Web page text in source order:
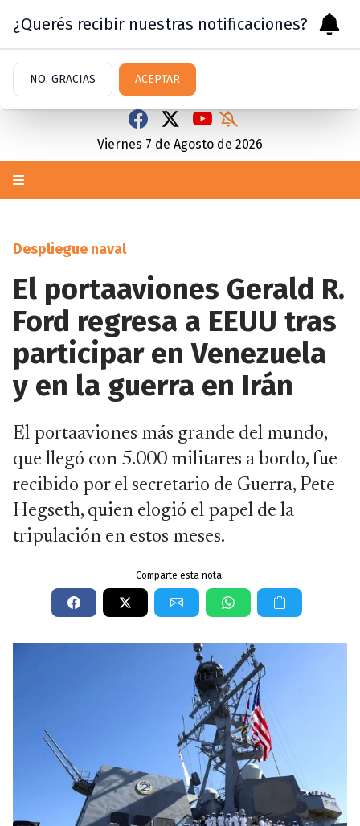
Viernes 7 de Agosto de 2026
Despliegue naval
El portaaviones Gerald R.
Ford regresa a EEUU tras
participar en Venezuela
y en la guerra en Irán
El portaaviones más grande del mundo,
que llegó con 5.000 militares a bordo, fue
recibido por el secretario de Guerra, Pete
Hegseth, quien elogió el papel de la
tripulación en estos meses.
Comparte esta nota:
¿Querés recibir nuestras notificaciones?
NO, GRACIAS ACEPTAR